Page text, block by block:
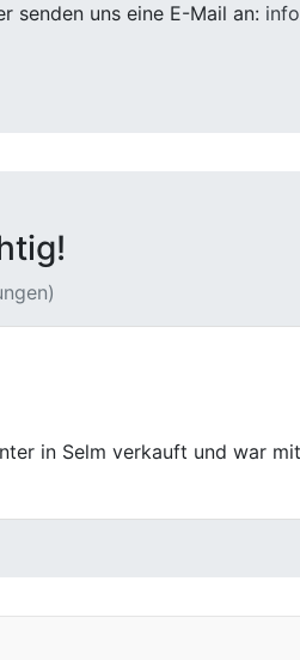
senden uns eine E-Mail an:
für mich die richtige Wahl.
schnell und unkompliziert.